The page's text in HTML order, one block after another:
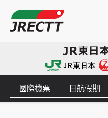
國際機票 日航假期